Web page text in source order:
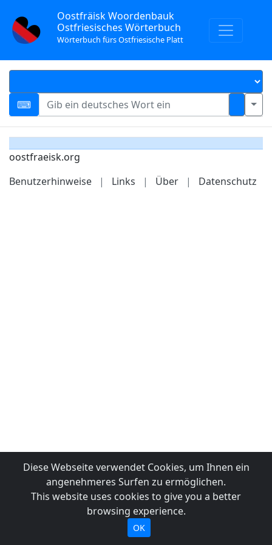
Oostfräisk Woordenbauk
Ostfriesisches Wörterbuch
Wörterbuch fürs Ostfriesische Platt
oostfraeisk.org
Benutzerhinweise
| Links | Über | Datenschutz
Diese Webseite verwendet Cookies, um Ihnen ein
angenehmeres Surfen zu ermöglichen.
This website uses cookies to give you a better
browsing experience.
OK